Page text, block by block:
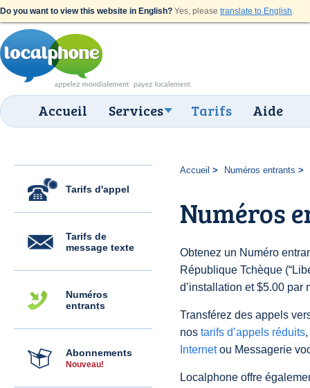
Do you want to view this website in English? Yes, please translate to English.
Accueil Services Tarifs Aide
Tarifs d'appel
Tarifs de
message texte
Numéros
entrants
Abonnements
Nouveau!
Accueil Numéros entrants
Numéros
Obtenez un Numéro
République Tchèque
d’installation et $5.00 par
Transférez des appels
nos tarifs d’appels réduits
Internetou Messagerie
Localphone offre